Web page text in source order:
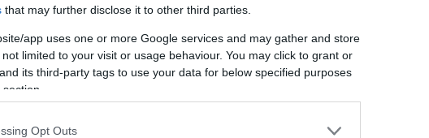
that may further disclose it to other third parties.
app uses one or more Google services and may gather and store
limited to your visit or usage behaviour. You may click to grant or
its third-party tags to use your data for below specified purposes
Opt Outs